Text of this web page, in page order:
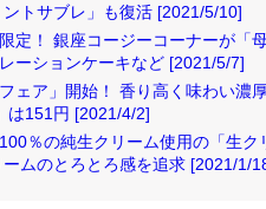
トサブレ」も復活 [2021/5/10]
定！ 銀座コージーコーナーが「
ーションケーキなど [2021/5/7]
ェア」開始！ 香り高く味わい濃
は151円 [2021/4/2]
％の純生クリーム使用の「生ク
ムのとろとろ感を追求 [2021/1/